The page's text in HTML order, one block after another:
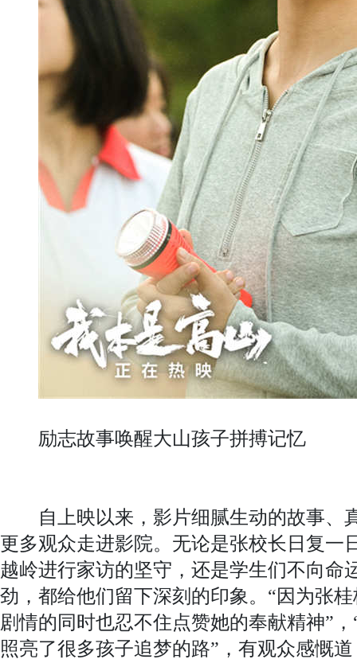
励志故事唤醒大山孩子拼搏记忆
自上映以来，影片细腻生动的故事、
更多观众走进影院。无论是张校长日复一
越岭进行家访的坚守，还是学生们不向命
劲，都给他们留下深刻的印象。“因为张
剧情的同时也忍不住点赞她的奉献精神”
照亮了很多孩子追梦的路”，有观众感慨